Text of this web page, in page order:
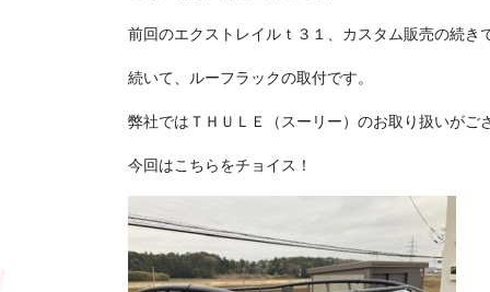
前回のエクストレイルｔ３１、カスタム販売の続き
続いて、ルーフラックの取付です。
弊社ではＴＨＵＬＥ（スーリー）のお取り扱いがご
今回はこちらをチョイス！